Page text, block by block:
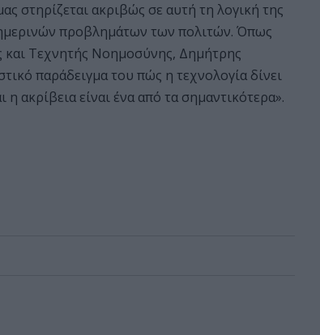
στηρίζεται ακριβώς σε αυτή τη λογική της
προβλημάτων των πολιτών. Όπως
και Τεχνητής Νοημοσύνης, Δημήτρης
παράδειγμα του πώς η τεχνολογία δίνει
ακρίβεια είναι ένα από τα σημαντικότερα».